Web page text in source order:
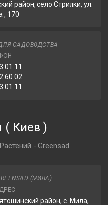
район, село Стрилки, ул.
, 170
САДОВОДСТВА
01 11
60 02
01 11
( Киев )
- Greensad
(МИЛА)
район, с. Мила,